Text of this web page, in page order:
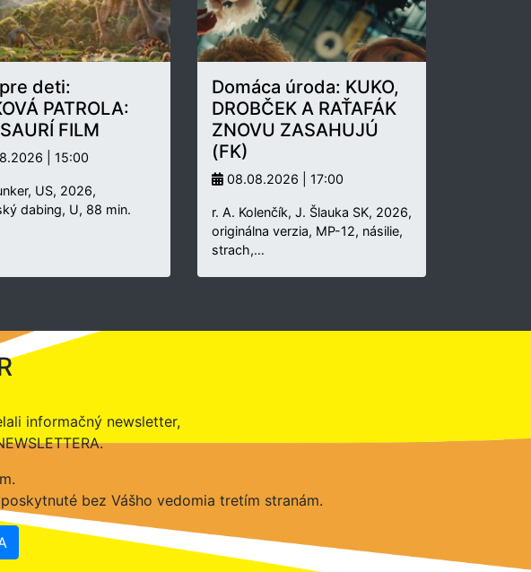
deti:
PATROLA:
FILM
| 15:00
US, 2026,
dabing, U, 88 min.
Domáca úroda: KUKO,
DROBČEK A RAŤAFÁK
ZNOVU ZASAHUJÚ
(FK)
08.08.2026 | 17:00
r. A. Kolenčík, J. Šlauka SK, 2026,
originálna verzia, MP-12, násilie,
strach,…
informačný newsletter,
bez Vášho vedomia tretím stranám.